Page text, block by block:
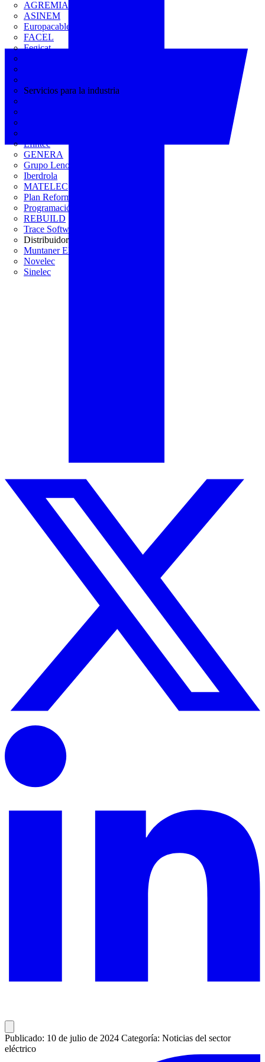
AGREMIA
ASINEM
Europacable
FACEL
Fegicat
Servicios para la industria
Efintec
GENERA
Grupo Lenor
Iberdrola
MATELEC
Plan Reforma
Programación Integral
REBUILD
Trace Software
Distribuidor
Muntaner Electro
Novelec
Sinelec
Publicado: 10 de julio de 2024 Categoría: Noticias del sector
eléctrico